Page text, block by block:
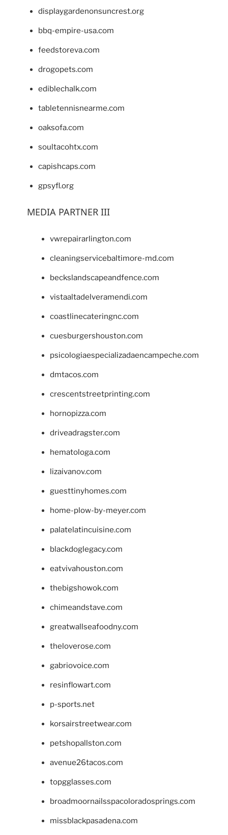
displaygardenonsuncrest.org
bbq-empire-usa.com
feedstoreva.com
drogopets.com
ediblechalk.com
tabletennisnearme.com
oaksofa.com
soultacohtx.com
capishcaps.com
gpsyfl.org
MEDIA PARTNER III
vwrepairarlington.com
cleaningservicebaltimore-md.com
beckslandscapeandfence.com
vistaaltadelveramendi.com
coastlinecateringnc.com
cuesburgershouston.com
psicologiaespecializadaencampeche.com
dmtacos.com
crescentstreetprinting.com
hornopizza.com
driveadragster.com
hematologa.com
lizaivanov.com
guesttinyhomes.com
home-plow-by-meyer.com
palatelatincuisine.com
blackdoglegacy.com
eatvivahouston.com
thebigshowok.com
chimeandstave.com
greatwallseafoodny.com
theloverose.com
gabriovoice.com
resinflowart.com
p-sports.net
korsairstreetwear.com
petshopallston.com
avenue26tacos.com
topgglasses.com
broadmoornailsspacoloradosprings.com
missblackpasadena.com